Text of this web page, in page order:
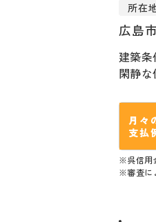
所在
広島
建築
閑静
月々
支払
※呉信用
※審査に